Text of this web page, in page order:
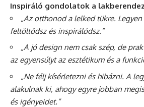
Inspiráló gondolatok a
„Az otthonod a lelked tükre.
feltöltődsz és inspirálódsz.”
„A jó design nem csak szép, de
az egyensúlyt az esztétikum és a
„Ne félj kísérletezni és hibázni. A
alakulnak ki, ahogy egyre jobban
és igényeidet.”